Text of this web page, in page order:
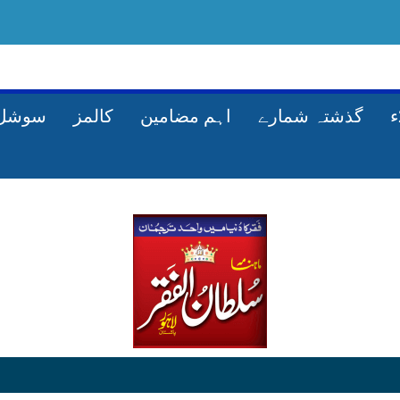
گذشتہ شمارے اہم مضامین کالمز سوشل